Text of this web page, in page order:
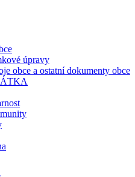
úpravy
obce a ostatní dokumenty obce